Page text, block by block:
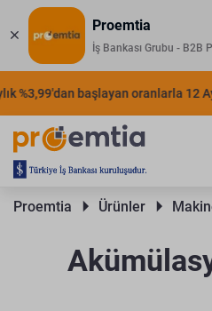
Proemtia
İş Bankası Grubu - B2B
%3,99'dan başlayan oranlarla 12
Proemtia Ürünler